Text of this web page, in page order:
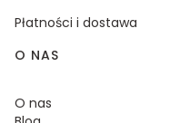
Płatności i dostawa
O NAS
O nas